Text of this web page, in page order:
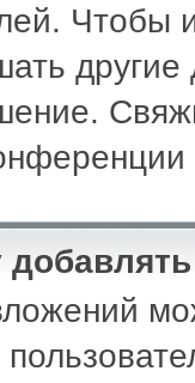
Чтобы